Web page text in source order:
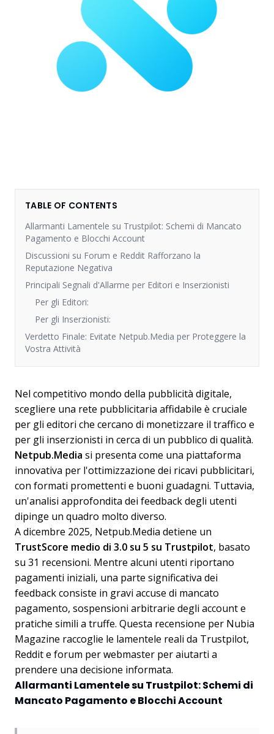
TABLE OF CONTENTS
Allarmanti Lamentele su Trustpilot: Schemi di Mancato
Pagamento e Blocchi Account
Discussioni su Forum e Reddit Rafforzano la
Reputazione Negativa
Principali Segnali d'Allarme per Editori e Inserzionisti
Per gli Editori:
Per gli Inserzionisti:
Verdetto Finale: Evitate Netpub.Media per Proteggere la
Vostra Attività
Nel competitivo mondo della pubblicità digitale,
scegliere una rete pubblicitaria affidabile è cruciale
per gli editori che cercano di monetizzare il traffico e
per gli inserzionisti in cerca di un pubblico di qualità.
Netpub.Media si presenta come una piattaforma
innovativa per l'ottimizzazione dei ricavi pubblicitari,
con formati promettenti e buoni guadagni. Tuttavia,
un'analisi approfondita dei feedback degli utenti
dipinge un quadro molto diverso.
A dicembre 2025, Netpub.Media detiene un
TrustScore medio di 3.0 su 5 su Trustpilot, basato
su 31 recensioni. Mentre alcuni utenti riportano
pagamenti iniziali, una parte significativa dei
feedback consiste in gravi accuse di mancato
pagamento, sospensioni arbitrarie degli account e
pratiche simili a truffe. Questa recensione per Nubia
Magazine raccoglie le lamentele reali da Trustpilot,
Reddit e forum per webmaster per aiutarti a
prendere una decisione informata.
Allarmanti Lamentele su Trustpilot: Schemi di
Mancato Pagamento e Blocchi Account